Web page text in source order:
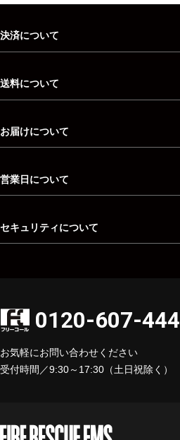
決済について
送料について
お届けについて
営業日について
セキュリティについて
0120-607-444
お気軽にお問い合わせください
受付時間／9:30～17:30（土日祝除く）